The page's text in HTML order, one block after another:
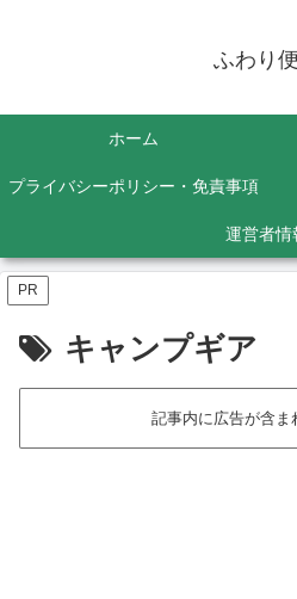
ふわり
ホーム
プライバシーポリシー・免責事項
運営者情
PR
キャンプギア
記事内に広告が含ま